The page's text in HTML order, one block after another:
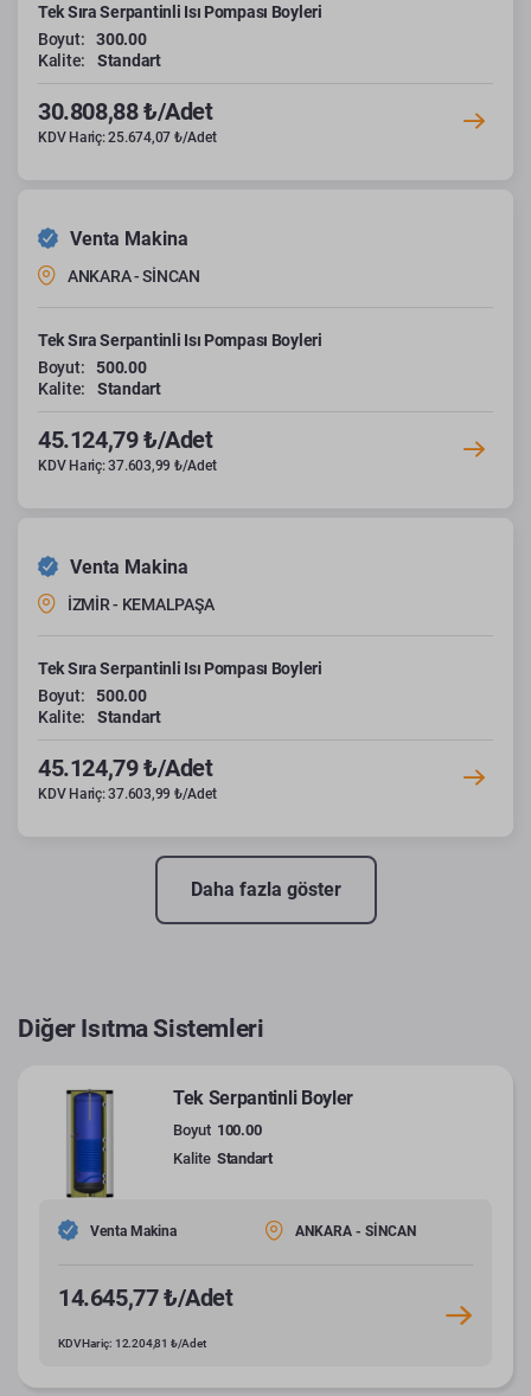
Tek Sıra Serpantinli Isı Pompası Boyleri
Boyut:
300.00
Kalite:
Standart
30.808,88 ₺/Adet
KDV Hariç: 25.674,07 ₺/Adet
Venta Makina
ANKARA - SİNCAN
Tek Sıra Serpantinli Isı Pompası Boyleri
Boyut:
500.00
Kalite:
Standart
45.124,79 ₺/Adet
KDV Hariç: 37.603,99 ₺/Adet
Venta Makina
İZMİR - KEMALPAŞA
Tek Sıra Serpantinli Isı Pompası Boyleri
Boyut:
500.00
Kalite:
Standart
45.124,79 ₺/Adet
KDV Hariç: 37.603,99 ₺/Adet
Daha fazla göster
Diğer Isıtma Sistemleri
Tek Serpantinli Boyler
Boyut 100.00
Kalite Standart
Venta Makina ANKARA - SİNCAN
14.645,77 ₺/Adet
KDV Hariç: 12.204,81 ₺/Adet